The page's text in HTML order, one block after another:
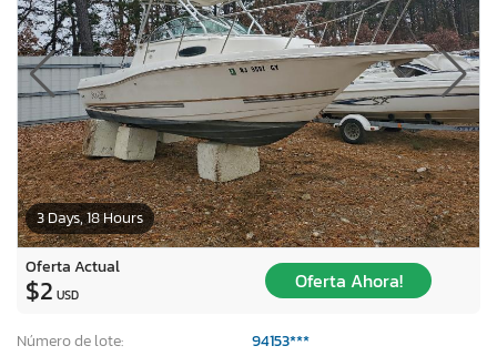
3 Days, 18 Hours
Oferta Actual
$2 USD
Oferta Ahora!
Número de lote:
94153***